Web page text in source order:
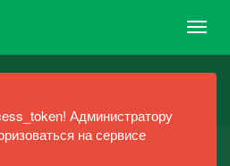
Администратору
на сервисе